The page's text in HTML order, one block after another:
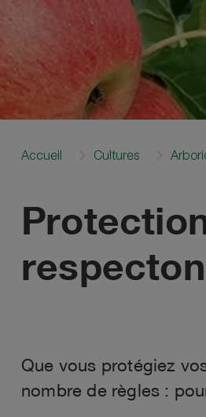
Accueil Cultures
Que vous protégiez
nombre de règles :